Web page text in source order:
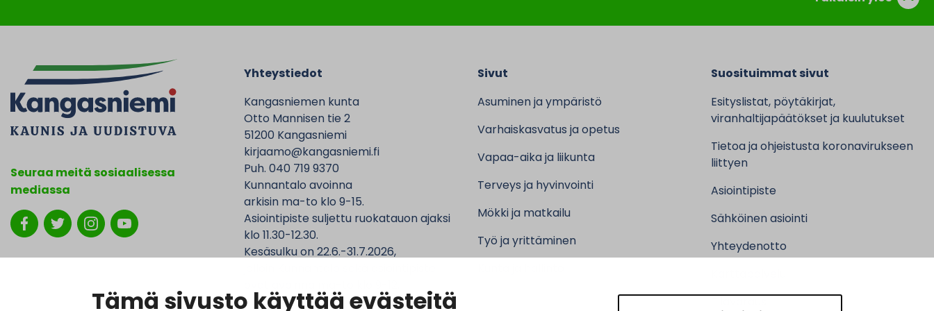
Tämä sivusto käyttää evästeitä
Seuraa meitä sosiaalisessa
mediassa
Yhteystiedot
Kangasniemen kunta
Otto Mannisen tie 2
51200 Kangasniemi
kirjaamo@kangasniemi.fi
Puh. 040 719 9370
Kunnantalo avoinna
arkisin ma-to klo 9-15.
Asiointipiste suljettu ruokatauon ajaksi
klo 11.30-12.30.
Kesäsulku on 22.6.-31.7.2026,
Sivut
Asuminen ja ympäristö
Varhaiskasvatus ja opetus
Vapaa-aika ja liikunta
Terveys ja hyvinvointi
Mökki ja matkailu
Työ ja yrittäminen
Suosituimmat sivut
Esityslistat, pöytäkirjat,
viranhaltijapäätökset ja kuulutukset
Tietoa ja ohjeistusta koronavirukseen
liittyen
Asiointipiste
Sähköinen asiointi
Yhteydenotto